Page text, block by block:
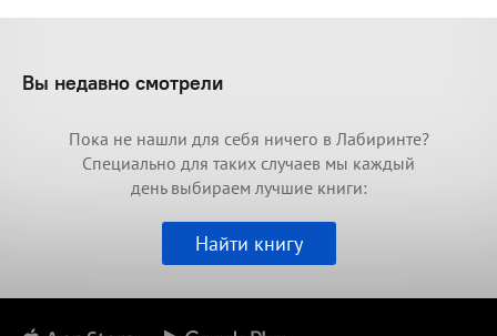
Вы недавно смотрели
Пока не нашли для себя ничего в Лабиринте?
Специально для таких случаев мы каждый
день выбираем лучшие книги:
Найти книгу